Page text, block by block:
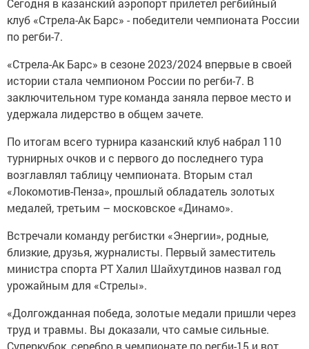
Сегодня в казанский аэропорт прилетел регбийный
клуб «Стрела-Ак Барс» - победители чемпионата России
по регби-7.
«Стрела-Ак Барс» в сезоне 2023/2024 впервые в своей
истории стала чемпионом России по регби-7. В
заключительном туре команда заняла первое место и
удержала лидерство в общем зачете.
По итогам всего турнира казанский клуб набрал 110
турнирных очков и с первого до последнего тура
возглавлял таблицу чемпионата. Вторым стал
«Локомотив-Пенза», прошлый обладатель золотых
медалей, третьим – московское «Динамо».
Встречали команду регбистки «Энергии», родные,
близкие, друзья, журналисты. Первый заместитель
министра спорта РТ Халил Шайхутдинов назвал год
урожайным для «Стрелы».
«Долгожданная победа, золотые медали пришли через
труд и травмы. Вы доказали, что самые сильные.
Суперкубок, серебро в чемпионате по регби-15 и вот